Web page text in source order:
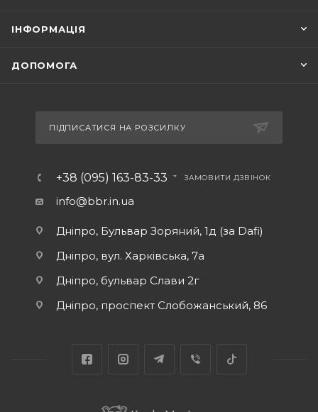
ІНФОРМАЦІЯ
ДОПОМОГА
ПІДПИСАТИСЯ НА РОЗСИЛКУ
+38 (095) 163-83-33 ЗАМОВИТИ ДЗВІНОК
info@bbr.in.ua
Дніпро, Бульвар Зоряний, 1д (за Dafi)
Дніпро, вул. Харківська, 7а
Дніпро, бульвар Слави 2г
Дніпро, проспект Слобожанський, 86